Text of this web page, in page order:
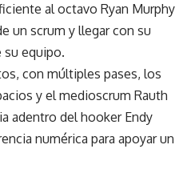
al octavo Ryan Murphy
un scrum y llegar con su
su equipo.
con múltiples pases, los
y el medioscrum Rauth
adentro del hooker Endy
numérica para apoyar un